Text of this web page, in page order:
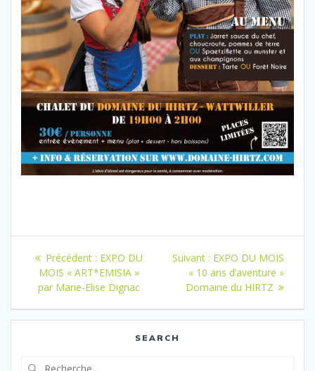
Navigation
de
l’article
Précédent : Article
précédent
:
EXPO DU
MOIS « ART*EMISIA »
par Marie-Elise Dignac
Suivant : Article
suivant
:
EXPO DU MOIS
« 10 ans d’aventure »
Domaine du HIRTZ
SEARCH